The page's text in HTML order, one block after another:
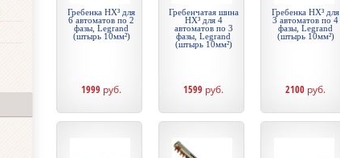
Гребенка HX³ для
6 автоматов по 2
фазы, Legrand
(штырь 10мм²)
1999 руб.
Гребенчатая шина
HX³ для 4
автоматов по 3
фазы, Legrand
(штырь 10мм²)
1599 руб.
Гребенка HX³ для
3 автоматов по 4
фазы, Legrand
(штырь 10мм²)
2100 руб.